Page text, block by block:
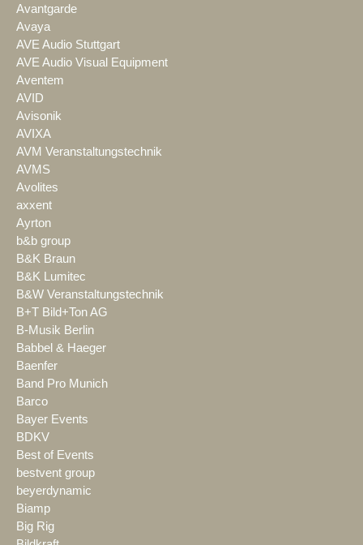
Avantgarde
Avaya
AVE Audio Stuttgart
AVE Audio Visual Equipment
Aventem
AVID
Avisonik
AVIXA
AVM Veranstaltungstechnik
AVMS
Avolites
axxent
Ayrton
b&b group
B&K Braun
B&K Lumitec
B&W Veranstaltungstechnik
B+T Bild+Ton AG
B-Musik Berlin
Babbel & Haeger
Baenfer
Band Pro Munich
Barco
Bayer Events
BDKV
Best of Events
bestvent group
beyerdynamic
Biamp
Big Rig